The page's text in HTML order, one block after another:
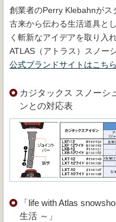
創業者のPerry Klebahnがス
古来から伝わる生活道具と
く斬新なアイデアを取り入
ATLAS（アトラス）スノー
公式ブランドサイトはこちら
カジタックス スノーシ
ンとの対応表
「life with Atlas
生活 ～」